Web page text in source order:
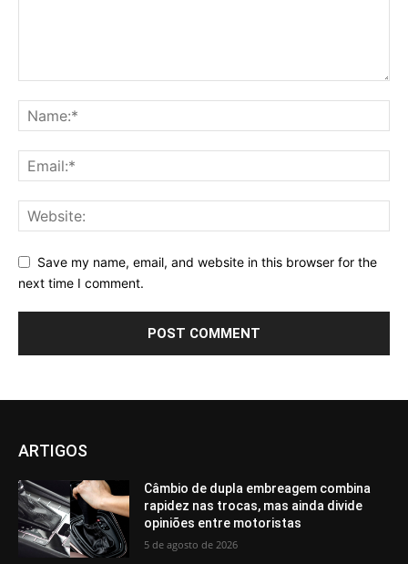
Save my name, email, and website in this browser for the
next time I comment.
ARTIGOS
Câmbio de dupla embreagem combina
rapidez nas trocas, mas ainda divide
opiniões entre motoristas
5 de agosto de 2026